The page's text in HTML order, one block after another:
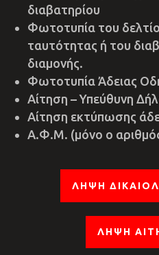
διαβατηρίου
Φωτοτυπία του
ταυτότητας ή του
διαμονής.
Φωτοτυπία Άδειας
Αίτηση – Υπεύθυνη
Αίτηση εκτύπωσης
Α.Φ.Μ. (μόνο ο
ΛΗΨΗ
ΛΗΨΗ